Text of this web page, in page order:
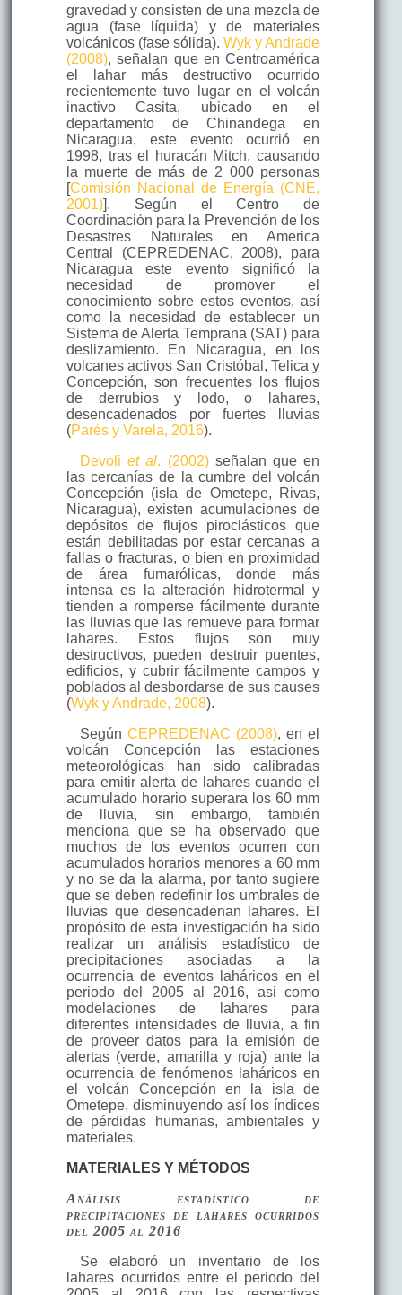
gravedad y consisten de una mezcla de
agua (fase líquida) y de materiales
volcánicos (fase sólida).Wyk y Andrade
(2008), señalan que en Centroamérica
el lahar más destructivo ocurrido
recientemente tuvo lugar en el volcán
inactivo Casita, ubicado en el
departamento de Chinandega en
Nicaragua, este evento ocurrió en
1998, tras el huracán Mitch, causando
la muerte de más de 2 000 personas
[Comisión Nacional de Energía (CNE,
2001)]. Según el Centro de
Coordinación para la Prevención de los
Desastres Naturales en America
Central (CEPREDENAC, 2008), para
Nicaragua este evento significó la
necesidad de promover el
conocimiento sobre estos eventos, así
como la necesidad de establecer un
Sistema de Alerta Temprana (SAT) para
deslizamiento. En Nicaragua, en los
volcanes activos San Cristóbal, Telica y
Concepción, son frecuentes los flujos
de derrubios y lodo, o lahares,
desencadenados por fuertes lluvias
(Parés y Varela, 2016).
Devoliet al. (2002)señalan que en
las cercanías de la cumbre del volcán
Concepción (isla de Ometepe, Rivas,
Nicaragua), existen acumulaciones de
depósitos de flujos piroclásticos que
están debilitadas por estar cercanas a
fallas o fracturas, o bien en proximidad
de área fumarólicas, donde más
intensa es la alteración hidrotermal y
tienden a romperse fácilmente durante
las lluvias que las remueve para formar
lahares. Estos flujos son muy
destructivos, pueden destruir puentes,
edificios, y cubrir fácilmente campos y
poblados al desbordarse de sus causes
(Wyk y Andrade, 2008).
Según CEPREDENAC (2008), en el
volcán Concepción las estaciones
meteorológicas han sido calibradas
para emitir alerta de lahares cuando el
acumulado horario superara los 60 mm
de lluvia, sin embargo, también
menciona que se ha observado que
muchos de los eventos ocurren con
acumulados horarios menores a 60 mm
y no se da la alarma, por tanto sugiere
que se deben redefinir los umbrales de
lluvias que desencadenan lahares. El
propósito de esta investigación ha sido
realizar un análisis estadístico de
precipitaciones asociadas a la
ocurrencia de eventos laháricos en el
periodo del 2005 al 2016, asi como
modelaciones de lahares para
diferentes intensidades de lluvia, a fin
de proveer datos para la emisión de
alertas (verde, amarilla y roja) ante la
ocurrencia de fenómenos laháricos en
el volcán Concepción en la isla de
Ometepe, disminuyendo así los índices
de pérdidas humanas, ambientales y
materiales.
MATERIALES Y MÉTODOS
Análisis estadístico de
precipitaciones de lahares ocurridos
del 2005 al 2016
Se elaboró un inventario de los
lahares ocurridos entre el periodo del